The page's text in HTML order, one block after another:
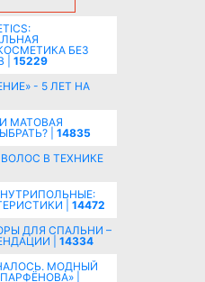
БЕЗ
| 15229
- 5 ЛЕТ НА
МАТОВАЯ
| 14835
В ТЕХНИКЕ
| 14472
ДЛЯ СПАЛЬНИ –
| 14334
МОДНЫЙ
|